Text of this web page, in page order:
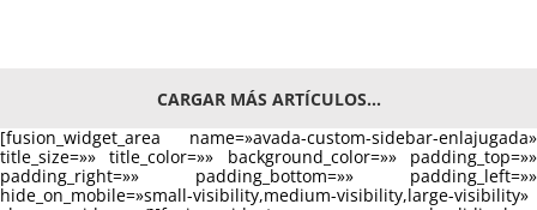
CARGAR MÁS ARTÍCULOS...
[fusion_widget_area name=»avada-custom-sidebar-enlajugada»
title_size=»» title_color=»» background_color=»» padding_top=»»
padding_right=»» padding_bottom=»» padding_left=»»
hide_on_mobile=»small-visibility,medium-visibility,large-visibility»